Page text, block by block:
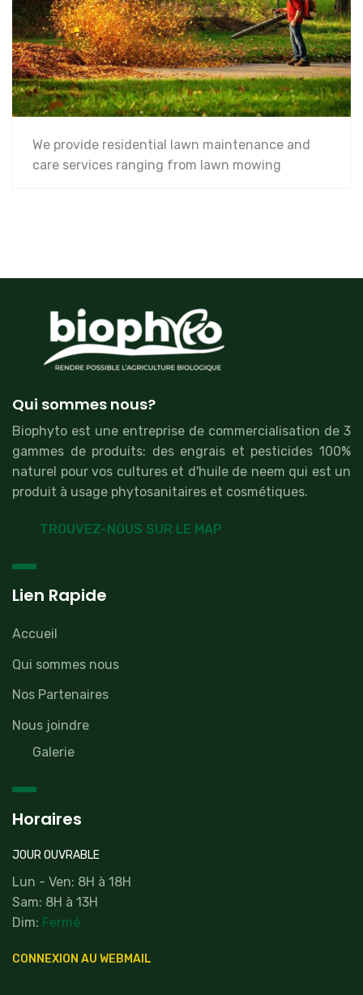
We provide residential lawn maintenance and
care services ranging from lawn mowing
Qui sommes nous?
Biophyto est une entreprise de commercialisation de 3
gammes de produits: des engrais et pesticides 100%
naturel pour vos cultures et d'huile de neem qui est un
produit à usage phytosanitaires et cosmétiques.
TROUVEZ-NOUS SUR LE MAP
Lien Rapide
Accueil
Qui sommes nous
Nos Partenaires
Nous joindre
Galerie
Horaires
JOUR OUVRABLE
Lun - Ven: 8H à 18H
Sam: 8H à 13H
Dim: Fermé
CONNEXION AU WEBMAIL